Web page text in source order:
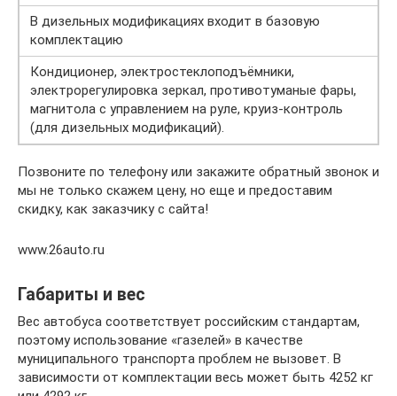
В дизельных модификациях входит в базовую
комплектацию
Кондиционер, электростеклоподъёмники,
электрорегулировка зеркал, противотуманые фары,
магнитола с управлением на руле, круиз-контроль
(для дизельных модификаций).
Позвоните по телефону или закажите обратный звонок и
мы не только скажем цену, но еще и предоставим
скидку, как заказчику с сайта!
www.26auto.ru
Габариты и вес
Вес автобуса соответствует российским стандартам,
поэтому использование «газелей» в качестве
муниципального транспорта проблем не вызовет. В
зависимости от комплектации весь может быть 4252 кг